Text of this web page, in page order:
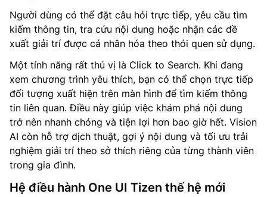
Người dùng có thể đặt câu hỏi trực tiếp, yêu cầu tìm
kiếm thông tin, tra cứu nội dung hoặc nhận các đề
xuất giải trí được cá nhân hóa theo thói quen sử dụng.
Một tính năng rất thú vị là Click to Search. Khi đang
xem chương trình yêu thích, bạn có thể chọn trực tiếp
đối tượng xuất hiện trên màn hình để tìm kiếm thông
tin liên quan. Điều này giúp việc khám phá nội dung
trở nên nhanh chóng và tiện lợi hơn bao giờ hết. Vision
AI còn hỗ trợ dịch thuật, gợi ý nội dung và tối ưu trải
nghiệm giải trí theo sở thích riêng của từng thành viên
trong gia đình.
Hệ điều hành One UI Tizen thế hệ mới